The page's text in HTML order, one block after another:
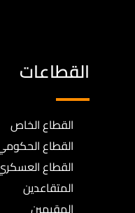
القطاعات
القطاع الخاص
القطاع
القطاع
المتقاعدين
المقيمين